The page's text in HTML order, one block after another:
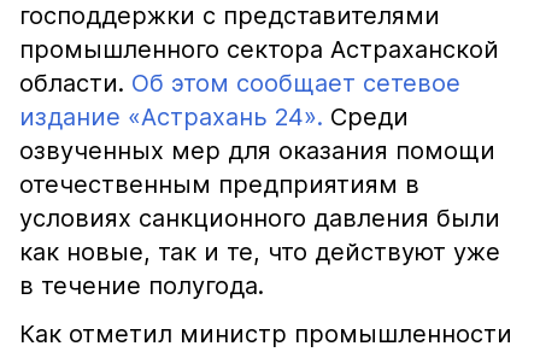
господдержки с представителями
промышленного сектора Астраханской
области. Об этом сообщает сетевое
издание «Астрахань 24». Среди
озвученных мер для оказания помощи
отечественным предприятиям в
условиях санкционного давления были
как новые, так и те, что действуют уже
в течение полугода.
Как отметил министр промышленности